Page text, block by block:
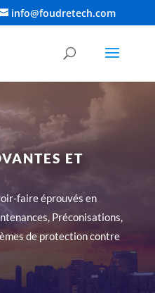
info@foudretech.com
ET
faire éprouvés en
Préconisations,
de protection contre